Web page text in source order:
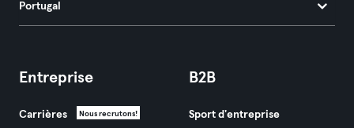
Portugal
Entreprise
Carrières Nous recrutons!
B2B
Sport d'entreprise